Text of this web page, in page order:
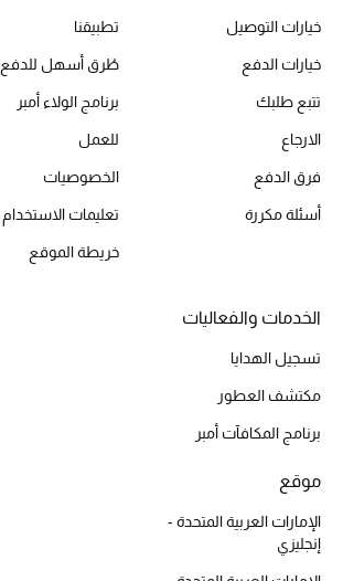
خيارات التوصيل
خيارات الدفع
تتبع طلبك
الارجاع
فرق الدفع
أسئلة مكررة
تطبيقنا
طُرق أسهل للدفع
برنامج الولاء أمبر
للعمل
الخصوصيات
تعليمات الاستخدام
خريطة الموقع
الخدمات والفعاليات
تسجيل الهدايا
مكتشف العطور
برنامج المكافآت أمبر
موقع
الإمارات العربية المتحدة -
إنجليزي